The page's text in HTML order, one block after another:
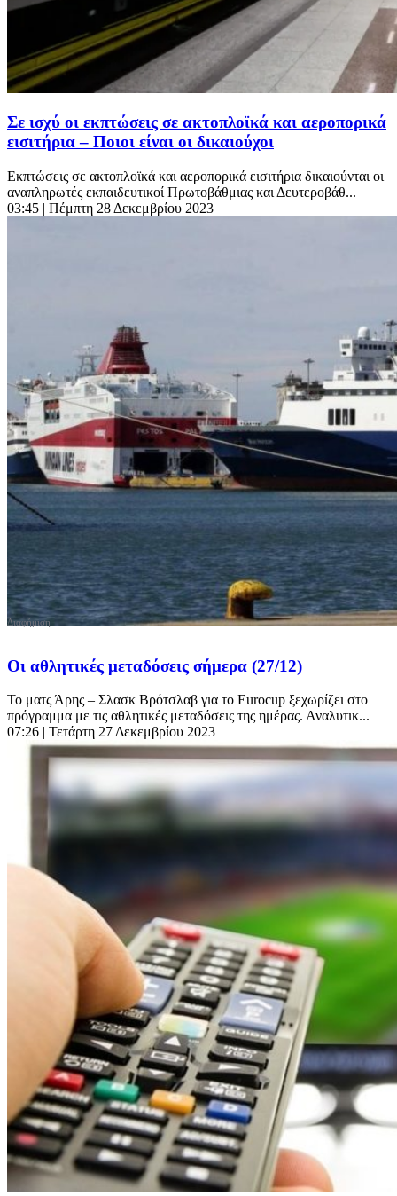
Σε ισχύ οι εκπτώσεις σε ακτοπλοϊκά και αεροπορικά
εισιτήρια – Ποιοι είναι οι δικαιούχοι
Εκπτώσεις σε ακτοπλοϊκά και αεροπορικά εισιτήρια δικαιούνται οι
αναπληρωτές εκπαιδευτικοί Πρωτοβάθμιας και Δευτεροβάθ...
03:45 | Πέμπτη 28 Δεκεμβρίου 2023
Οι αθλητικές μεταδόσεις σήμερα (27/12)
Το ματς Άρης – Σλασκ Βρότσλαβ για το Eurocup ξεχωρίζει στο
πρόγραμμα με τις αθλητικές μεταδόσεις της ημέρας. Αναλυτικ...
07:26 | Τετάρτη 27 Δεκεμβρίου 2023